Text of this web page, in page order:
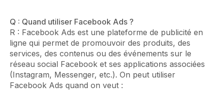
Q : Quand utiliser Facebook Ads ?
R : Facebook Ads est une plateforme de publicité en
ligne qui permet de promouvoir des produits, des
services, des contenus ou des événements sur le
réseau social Facebook et ses applications associées
(Instagram, Messenger, etc.). On peut utiliser
Facebook Ads quand on veut :